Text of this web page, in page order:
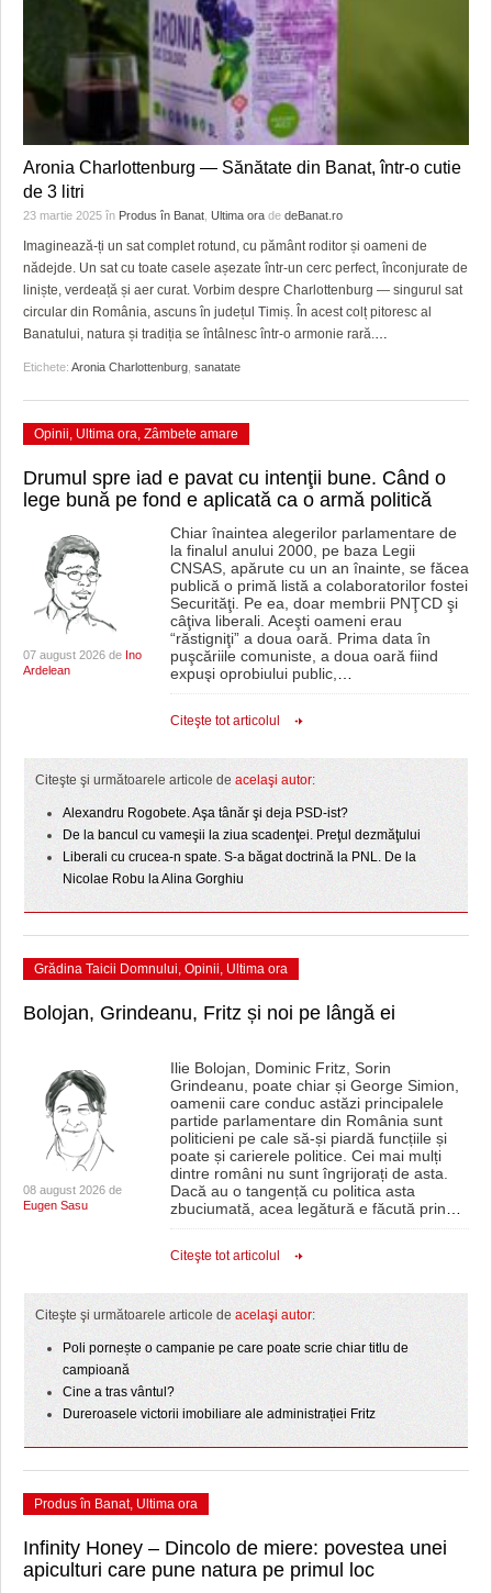
Aronia Charlottenburg — Sănătate din Banat, într-o cutie
de 3 litri
23 martie 2025 în Produs în Banat Ultima ora de deBanat.ro
Imaginează-ți un sat complet rotund, cu pământ roditor și oameni de
nădejde. Un sat cu toate casele așezate într-un cerc perfect, înconjurate de
liniște, verdeață și aer curat. Vorbim despre Charlottenburg — singurul sat
circular din România, ascuns în județul Timiș. În acest colț pitoresc al
Banatului, natura și tradiția se întâlnesc într-o armonie rară.…
Etichete: Aronia Charlottenburg sanatate
Opinii, Ultima ora, Zâmbete amare
Drumul spre iad e pavat cu intenţii bune. Când o
lege bună pe fond e aplicată ca o armă politică
07 august 2026 de Ino
Ardelean
Chiar înaintea alegerilor parlamentare de
la finalul anului 2000, pe baza Legii
CNSAS, apărute cu un an înainte, se făcea
publică o primă listă a colaboratorilor fostei
Securităţi. Pe ea, doar membrii PNŢCD şi
câţiva liberali. Aceşti oameni erau
“răstigniţi” a doua oară. Prima data în
puşcăriile comuniste, a doua oară fiind
expuşi oprobiului public,…
Citeşte tot articolul
Citeşte şi următoarele articole de acelaşi autor:
Alexandru Rogobete. Aşa tânăr şi deja PSD-ist?
De la bancul cu vameşii la ziua scadenţei. Preţul dezmăţului
Liberali cu crucea-n spate. S-a băgat doctrină la PNL. De la
Nicolae Robu la Alina Gorghiu
Grădina Taicii Domnului, Opinii, Ultima ora
Bolojan, Grindeanu, Fritz și noi pe lângă ei
08 august 2026 de
Eugen Sasu
Ilie Bolojan, Dominic Fritz, Sorin
Grindeanu, poate chiar și George Simion,
oamenii care conduc astăzi principalele
partide parlamentare din România sunt
politicieni pe cale să-și piardă funcțiile și
poate și carierele politice. Cei mai mulți
dintre români nu sunt îngrijorați de asta.
Dacă au o tangență cu politica asta
zbuciumată, acea legătură e făcută prin…
Citeşte tot articolul
Citeşte şi următoarele articole de acelaşi autor:
Poli pornește o campanie pe care poate scrie chiar titlu de
campioană
Cine a tras vântul?
Dureroasele victorii imobiliare ale administrației Fritz
Produs în Banat, Ultima ora
Infinity Honey – Dincolo de miere: povestea unei
apiculturi care pune natura pe primul loc